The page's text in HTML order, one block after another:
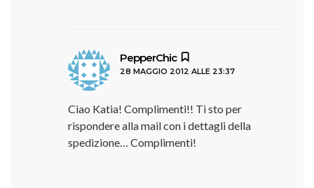
PepperChic
ha
detto:
28 MAGGIO 2012 ALLE 23:37
Ciao Katia! Complimenti!! Ti sto per
rispondere alla mail con i dettagli della
spedizione… Complimenti!